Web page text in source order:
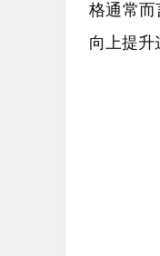
格通常
向上提升